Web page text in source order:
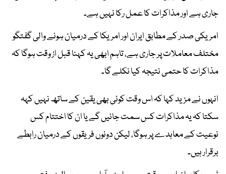
جاری ہے اور مذاکرات کا عمل رکا نہیں ہے۔
امریکی صدر کے مطابق ایران اور امریکا کے درمیان ہونے والی گفتگو
مختلف معاملات پر جاری ہے، تاہم ابھی یہ کہنا قبل از وقت ہوگا کہ
مذاکرات کا حتمی نتیجہ کیا نکلے گا۔
انہوں نے مزید کہا کہ اس وقت کوئی بھی یقین کے ساتھ نہیں کہہ
سکتا کہ یہ مذاکرات کس سمت جائیں گے یا ان کا اختتام کس
نوعیت کے معاہدے پر ہوگا، لیکن دونوں فریقوں کے درمیان رابطے
برقرار ہیں۔